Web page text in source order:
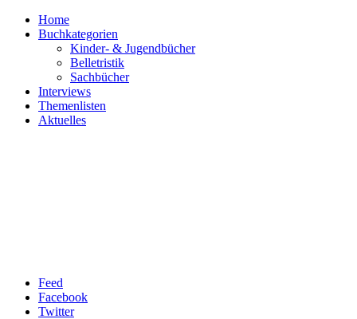
Home
Buchkategorien
Kinder- & Jugendbücher
Belletristik
Sachbücher
Interviews
Themenlisten
Aktuelles
Feed
Facebook
Twitter